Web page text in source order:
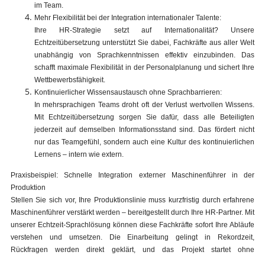
im Team.
Mehr Flexibilität bei der Integration internationaler Talente:
Ihre HR-Strategie setzt auf Internationalität? Unsere
Echtzeitübersetzung unterstützt Sie dabei, Fachkräfte aus aller Welt
unabhängig von Sprachkenntnissen effektiv einzubinden. Das
schafft maximale Flexibilität in der Personalplanung und sichert Ihre
Wettbewerbsfähigkeit.
Kontinuierlicher Wissensaustausch ohne Sprachbarrieren:
In mehrsprachigen Teams droht oft der Verlust wertvollen Wissens.
Mit Echtzeitübersetzung sorgen Sie dafür, dass alle Beteiligten
jederzeit auf demselben Informationsstand sind. Das fördert nicht
nur das Teamgefühl, sondern auch eine Kultur des kontinuierlichen
Lernens – intern wie extern.
Praxisbeispiel: Schnelle Integration externer Maschinenführer in der
Produktion
Stellen Sie sich vor, Ihre Produktionslinie muss kurzfristig durch erfahrene
Maschinenführer verstärkt werden – bereitgestellt durch Ihre HR-Partner. Mit
unserer Echtzeit-Sprachlösung können diese Fachkräfte sofort Ihre Abläufe
verstehen und umsetzen. Die Einarbeitung gelingt in Rekordzeit,
Rückfragen werden direkt geklärt, und das Projekt startet ohne